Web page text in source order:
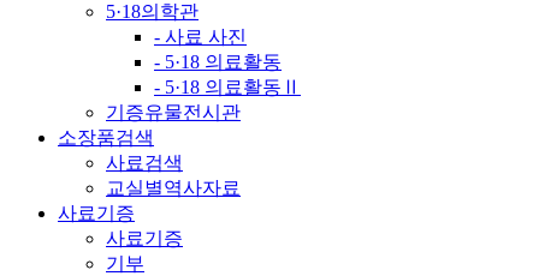
5·18의학관
- 사료 사진
- 5·18 의료활동
- 5·18 의료활동Ⅱ
기증유물전시관
소장품검색
사료검색
교실별역사자료
사료기증
사료기증
기부